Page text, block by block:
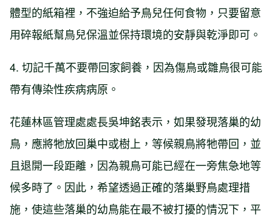
體型的紙箱裡，不強迫給予鳥兒任何食物，只要留意
用碎報紙幫鳥兒保溫並保持環境的安靜與乾淨即可。
4. 切記千萬不要帶回家飼養，因為傷鳥或雛鳥很可能
帶有傳染性疾病病原。
花蓮林區管理處處長吳坤銘表示，如果發現落巢的幼
鳥，應將牠放回巢中或樹上，等候親鳥將牠帶回，並
且退開一段距離，因為親鳥可能已經在一旁焦急地等
候多時了。因此，希望透過正確的落巢野鳥處理措
施，使這些落巢的幼鳥能在最不被打擾的情況下，平